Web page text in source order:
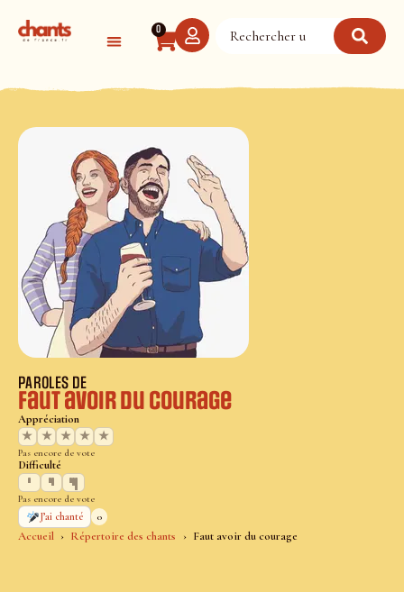
0
Accueil Répertoire des chants Faut avoir du courage
PAROLES DE
Faut avoir du courage
Appréciation
★
★ ★ ★ ★
Pas encore de vote
Difficulté
Pas encore de vote
J’ai chanté
0